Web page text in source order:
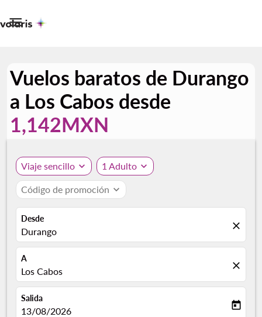

Vuelos baratos de Durango
a Los Cabos desde
1,142MXN
Viaje sencillo expand_more 1 Adulto expand_more
Código de promoción expand_more
Desde
Durango close
A
Los Cabos close
Salida
fc-booking-departure-date-aria-label
13/08/2026 today